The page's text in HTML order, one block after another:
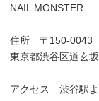
NAIL MONSTER
住所 〒150-0043
東京都渋谷区道玄
アクセス 渋谷駅